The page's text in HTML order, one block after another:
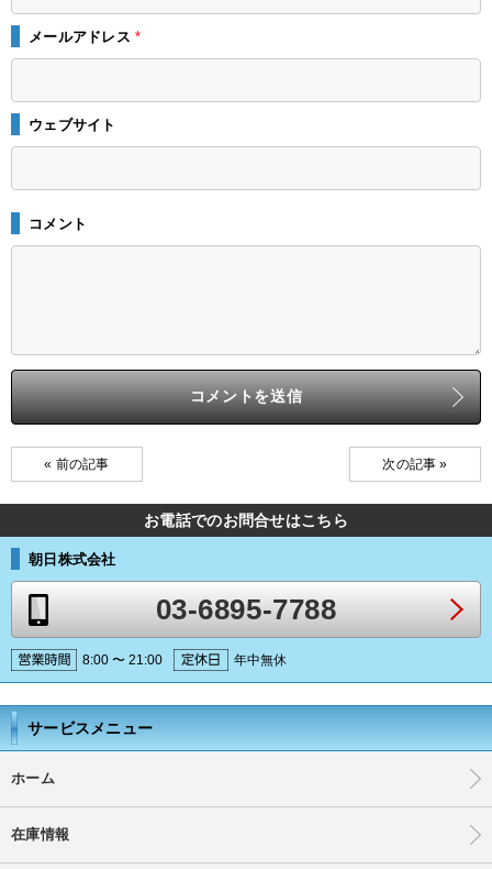
メールアドレス*
ウェブサイト
コメント
« 前の記事 次の記事 »
お電話でのお問合せはこちら
朝日株式会社
03-6895-7788
8:00 〜 21:00 年中無休
サービスメニュー
ホーム
在庫情報